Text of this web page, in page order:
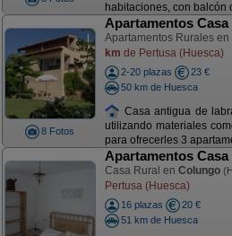
habitaciones, con balcón
8 Fotos
Apartamentos Casa
Apartamentos Rurales en
km de Pertusa (Huesca)
2-20 plazas
23 €
50 km de Huesca
Casa antigua de
utilizando materiales
para ofrecerles 3
Apartamentos Casa
Casa Rural en Colungo
Pertusa (Huesca)
16 plazas
20 €
51 km de Huesca